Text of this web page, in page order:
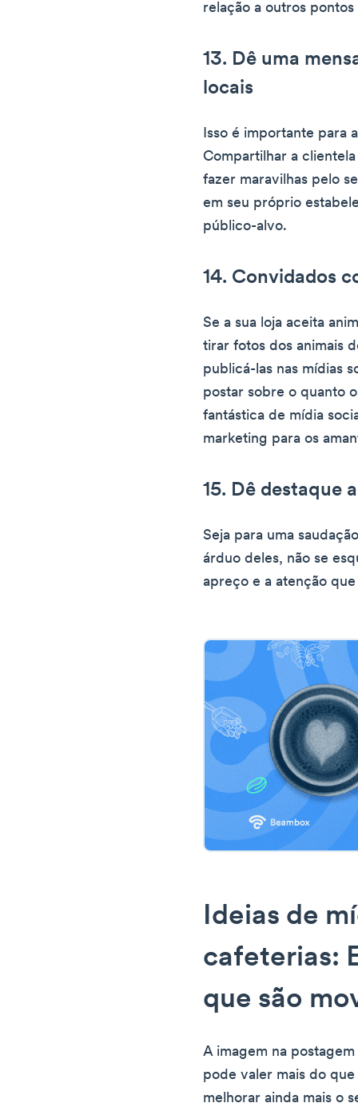
relação a outros
13. Dê uma
locais
Isso é importante para
Compartilhar a
fazer maravilhas pelo
em seu próprio
público-alvo.
14. Convidados
Se a sua loja aceita
tirar fotos dos animais
publicá-las nas mídias
postar sobre o quanto
fantástica de mídia
marketing para os
15. Dê destaque
Seja para uma
árduo deles, não se
apreço e a atenção
Ideias de
cafeterias:
que são
A imagem na
pode valer mais do
melhorar ainda mais o